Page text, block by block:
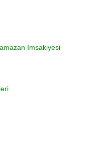
İmsakiyesi